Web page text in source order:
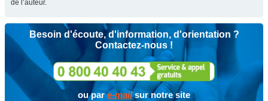
de l’auteur.
Besoin d'écoute, d'information, d'orientation ?
Contactez-nous !
ou pare-mailsur notre site